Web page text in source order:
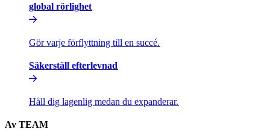
global rörlighet​​
Gör varje förflyttning till en succé.​​
Säkerställ efterlevnad​​
Håll dig lagenlig medan du expanderar.​​
Av TEAM​​